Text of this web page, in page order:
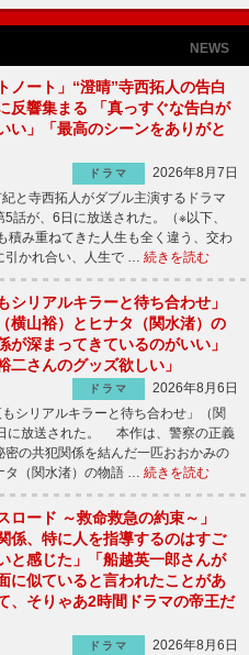
NEWS
ノート」“澄晴”寺西拓人の告白
反響集まる 「真っすぐな告白が
い」「最高のシーンをありがと
ドラマ
2026年8月7日
と寺西拓人がダブル主演するドラマ
話が、6日に放送された。（※以下、
み重ねてきた人生も全く違う、交わ
引かれ合い、人生で … 続きを読む
シリアルキラーと待ち合わせ」
横山裕）とヒナタ（関水渚）の
が深まってきているのがいい」
二さんのグッズ欲しい」
ドラマ
2026年8月6日
シリアルキラーと待ち合わせ」（関
に放送された。 本作は、警察の正義
の共犯関係を結んだ一匹おおかみの
タ（関水渚）の物語 … 続きを読む
ロード ～救命救急の約束～」
係、特に人を指導するのはすご
と感じた」「船越英一郎さんが
に似ていると言われたことがあ
、そりゃあ2時間ドラマの帝王だ
ドラマ
2026年8月6日